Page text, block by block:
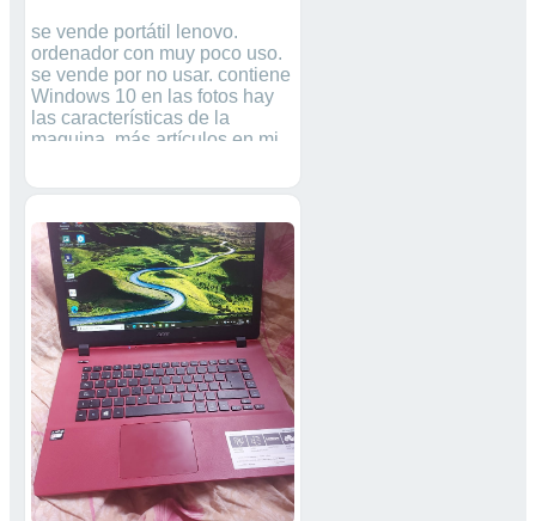
se vende portátil lenovo.
ordenador con muy poco uso.
se vende por no usar. contiene
Windows 10 en las fotos hay
las características de la
maquina. más artículos en mi